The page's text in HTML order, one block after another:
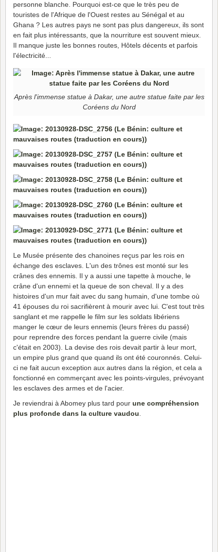
personne blanche. Pourquoi est-ce que le très peu de
touristes de l'Afrique de l'Ouest restes au Sénégal et au
Ghana ? Les autres pays ne sont pas plus dangereux, ils sont
en fait plus intéressants, que la nourriture est souvent mieux.
Il manque juste les bonnes routes, Hôtels décents et parfois
l'électricité...
Après l'immense statue à Dakar, une autre statue faite par les
Coréens du Nord
Le Musée présente des chanoines reçus par les rois en
échange des esclaves. L'un des trônes est monté sur les
crânes des ennemis. Il y a aussi une tapette à mouche, le
crâne d'un ennemi et la queue de son cheval. Il y a des
histoires d'un mur fait avec du sang humain, d'une tombe où
41 épouses du roi sacrifièrent à mourir avec lui. C'est tout très
sanglant et me rappelle le film sur les soldats libériens
manger le cœur de leurs ennemis (leurs frères du passé)
pour reprendre des forces pendant la guerre civile (mais
c'était en 2003). La devise des rois devait partir à leur mort,
un empire plus grand que quand ils ont été couronnés. Celui-
ci ne fait aucun exception aux autres dans la région, et cela a
fonctionné en commerçant avec les points-virgules, prévoyant
les esclaves des armes et de l'acier.
Je reviendrai à Abomey plus tard pour une compréhension
plus profonde dans la culture vaudou.